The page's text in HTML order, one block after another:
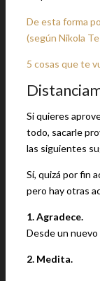
De esta forma
(según Nikola
5 cosas que te
Si quieres
todo, sacarle
las siguientes
Sí, quizá por fin
pero hay otras
1. Agradece.
Desde un nuevo
2. Medita.